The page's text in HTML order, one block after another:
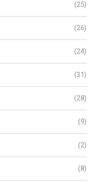
(25)
(26)
(24)
(31)
(28)
(9)
(2)
(8)